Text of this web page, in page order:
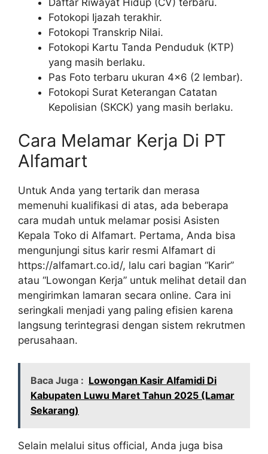
Daftar Riwayat Hidup (CV) terbaru.
Fotokopi Ijazah terakhir.
Fotokopi Transkrip Nilai.
Fotokopi Kartu Tanda Penduduk (KTP)
yang masih berlaku.
Pas Foto terbaru ukuran 4×6 (2 lembar).
Fotokopi Surat Keterangan Catatan
Kepolisian (SKCK) yang masih berlaku.
Cara Melamar Kerja Di PT
Alfamart
Untuk Anda yang tertarik dan merasa
memenuhi kualifikasi di atas, ada beberapa
cara mudah untuk melamar posisi Asisten
Kepala Toko di Alfamart. Pertama, Anda bisa
mengunjungi situs karir resmi Alfamart di
https://alfamart.co.id/, lalu cari bagian “Karir”
atau “Lowongan Kerja” untuk melihat detail dan
mengirimkan lamaran secara online. Cara ini
seringkali menjadi yang paling efisien karena
langsung terintegrasi dengan sistem rekrutmen
perusahaan.
Baca Juga : Lowongan Kasir Alfamidi Di
Kabupaten Luwu Maret Tahun 2025 (Lamar
Sekarang)
Selain melalui situs official, Anda juga bisa